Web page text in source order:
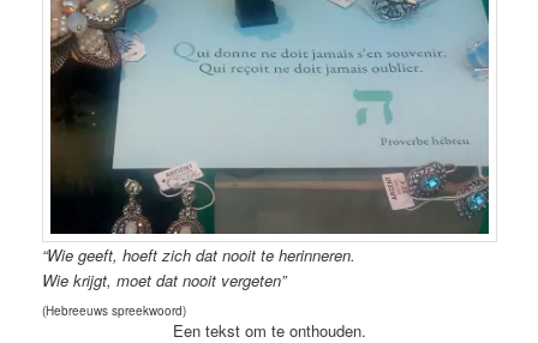
“Wie geeft, hoeft zich dat nooit te herinneren.
Wie krijgt, moet dat nooit vergeten”
(Hebreeuws spreekwoord)
Een tekst om te onthouden.